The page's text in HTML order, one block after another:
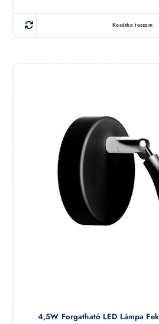
Kosárba teszem
4,5W Forgatható LED Lámpa